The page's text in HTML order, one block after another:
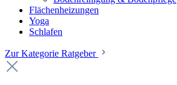
Flächenheizungen
Yoga
Schlafen
Zur Kategorie Ratgeber